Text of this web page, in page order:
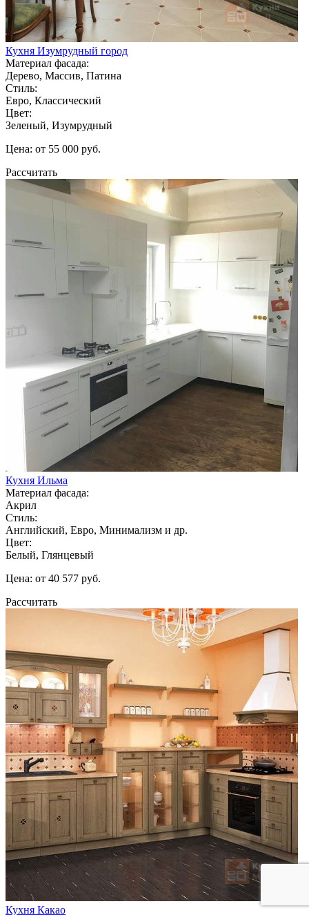
Кухня Изумрудный город
Материал фасада:
Дерево, Массив, Патина
Стиль:
Евро, Классический
Цвет:
Зеленый, Изумрудный
Цена: от 55 000 руб.
Рассчитать
Кухня Ильма
Материал фасада:
Акрил
Стиль:
Английский, Евро, Минимализм и др.
Цвет:
Белый, Глянцевый
Цена: от 40 577 руб.
Рассчитать
Кухня Какао